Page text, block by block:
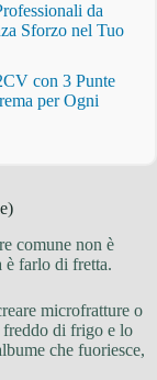
da
Sforzo nel Tuo
con 3 Punte
per Ogni
comune non è
è farlo di fretta.
microfratture o
freddo di frigo e lo
che fuoriesce,